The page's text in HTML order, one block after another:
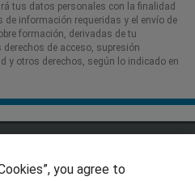
tus datos personales con la finalidad
de información requeridas y el envío de
formación, derivadas de tu
de acceso, supresión
y otros derechos, según lo indicado en
you agree to